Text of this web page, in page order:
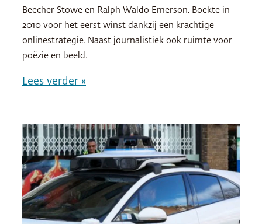
Beecher Stowe en Ralph Waldo Emerson. Boekte in
2010 voor het eerst winst dankzij een krachtige
onlinestrategie. Naast journalistiek ook ruimte voor
poëzie en beeld.
Lees verder »